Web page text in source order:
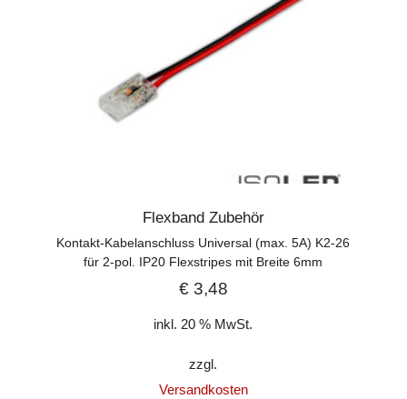
Flexband Zubehör
Kontakt-Kabelanschluss Universal (max. 5A) K2-26
für 2-pol. IP20 Flexstripes mit Breite 6mm
€3,48
inkl. 20 % MwSt.
zzgl.
Versandkosten